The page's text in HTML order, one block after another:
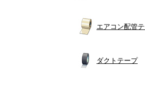
エアコン配管
ダクトテープ